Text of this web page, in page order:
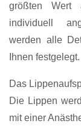
größten Wert
individuell
werden alle
Ihnen festgelegt.
Das
Die Lippen
mit einer